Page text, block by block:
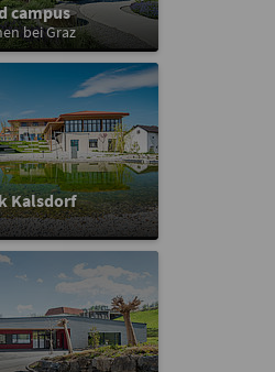
campus
bei Graz
Kalsdorf